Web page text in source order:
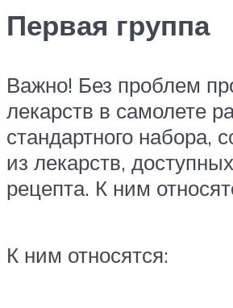
Первая группа
Важно! Без проблем
лекарств в самолете
стандартного набора,
из лекарств,
рецепта. К ним
К ним относятся: